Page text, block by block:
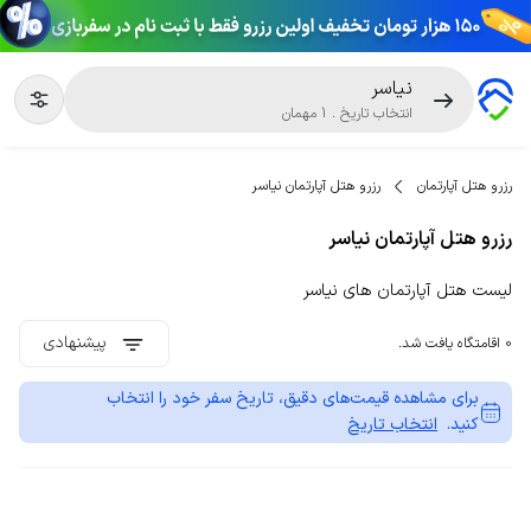
نیاسر
انتخاب تاریخ .
1 مهمان
رزرو هتل آپارتمان رزرو هتل آپارتمان نیاسر
رزرو هتل آپارتمان نیاسر
لیست هتل آپارتمان های نیاسر
0 اقامتگاه یافت شد. پیشنهادی
برای مشاهده قیمت‌های دقیق، تاریخ سفر خود را انتخاب
کنید. انتخاب تاریخ